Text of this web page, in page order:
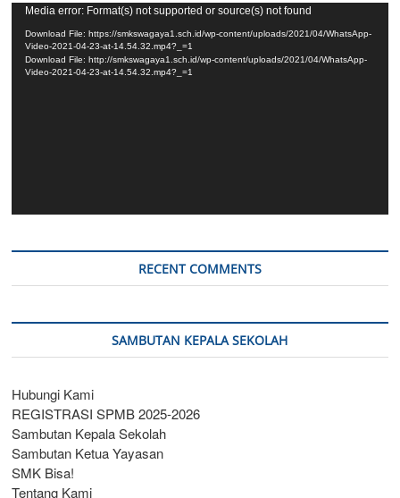
Video
Player
Media error: Format(s) not supported or source(s) not found
Download File: https://smkswagaya1.sch.id/wp-content/uploads/2021/04/WhatsApp-
Video-2021-04-23-at-14.54.32.mp4?_=1
Download File: http://smkswagaya1.sch.id/wp-content/uploads/2021/04/WhatsApp-
Video-2021-04-23-at-14.54.32.mp4?_=1
RECENT COMMENTS
SAMBUTAN KEPALA SEKOLAH
Hubungi Kami
REGISTRASI SPMB 2025-2026
Sambutan Kepala Sekolah
Sambutan Ketua Yayasan
SMK Bisa!
Tentang Kami